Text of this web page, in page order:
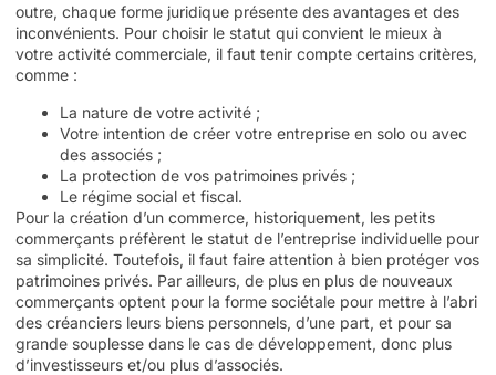
outre, chaque forme juridique présente des avantages et des
inconvénients. Pour choisir le statut qui convient le mieux à
votre activité commerciale, il faut tenir compte certains critères,
comme :
La nature de votre activité ;
Votre intention de créer votre entreprise en solo ou avec
des associés ;
La protection de vos patrimoines privés ;
Le régime social et fiscal.
Pour la création d’un commerce, historiquement, les petits
commerçants préfèrent le statut de l’entreprise individuelle pour
sa simplicité. Toutefois, il faut faire attention à bien protéger vos
patrimoines privés. Par ailleurs, de plus en plus de nouveaux
commerçants optent pour la forme sociétale pour mettre à l’abri
des créanciers leurs biens personnels, d’une part, et pour sa
grande souplesse dans le cas de développement, donc plus
d’investisseurs et/ou plus d’associés.